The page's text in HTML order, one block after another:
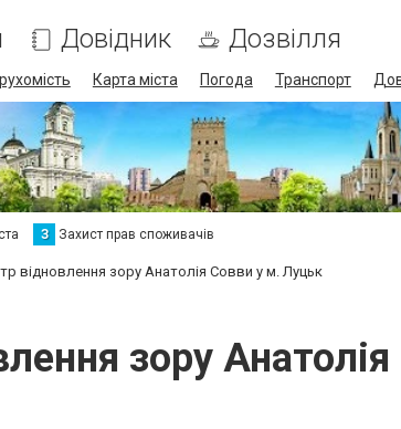
Довідник Дозвілля
Карта міста Погода Транспорт
З Захист прав споживачів
відновлення зору Анатолія Совви у м. Луцьк
зору